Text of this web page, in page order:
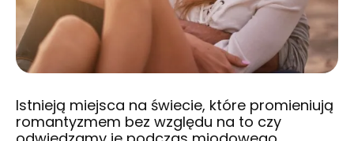
Istnieją miejsca na świecie, które promieniują
romantyzmem bez względu na to czy